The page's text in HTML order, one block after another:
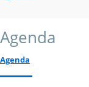
Agenda
Agenda